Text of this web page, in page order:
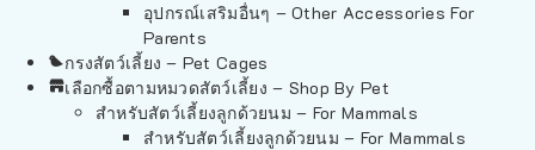
อุปกรณ์เสริมอื่นๆ – Other Accessories For
Parents
กรงสัตว์เลี้ยง – Pet Cages
เลือกซื้อตามหมวดสัตว์เลี้ยง – Shop By Pet
สำหรับสัตว์เลี้ยงลูกด้วยนม – For Mammals
สำหรับสัตว์เลี้ยงลูกด้วยนม – For Mammals